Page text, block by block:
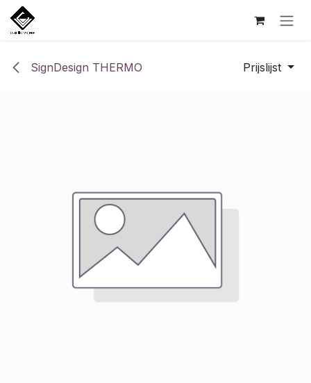
Overslaan naar inhoud
SignDesign THERMO Prijslijst